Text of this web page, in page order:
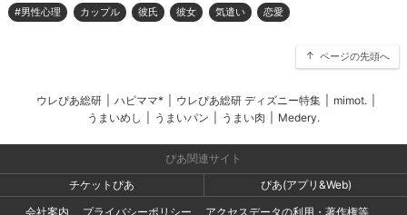
#男性心理 カップル 彼氏 彼女 気遣い 恋愛
ページの先頭へ
ウレぴあ総研 ハピママ* ウレぴあ総研 ディズニー特集 mimot.
うまいめし
うまいパン うまい肉 Medery.
ぴあ関連サイト
チケットぴあ
ぴあ(アプリ&Web)
会社案内
プライバシーポリシー アクセスデータの利用・著作権等